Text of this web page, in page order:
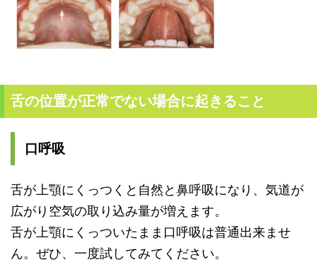
舌の位置が正常でない場合に起きること
口呼吸
舌が上顎にくっつくと自然と鼻呼吸になり、 気道が
広がり空気の取り込み量が増えます。
舌が上顎にくっついたまま口呼吸は普通出来ませ
ん。ぜひ、 一度試してみてください。